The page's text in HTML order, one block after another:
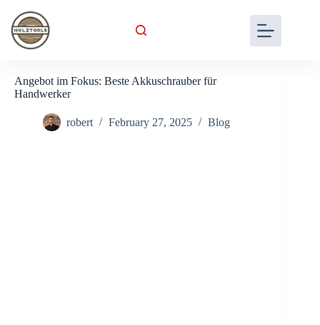
content
Angebot im Fokus: Beste Akkuschrauber für
Handwerker
robert February 27, 2025 Blog